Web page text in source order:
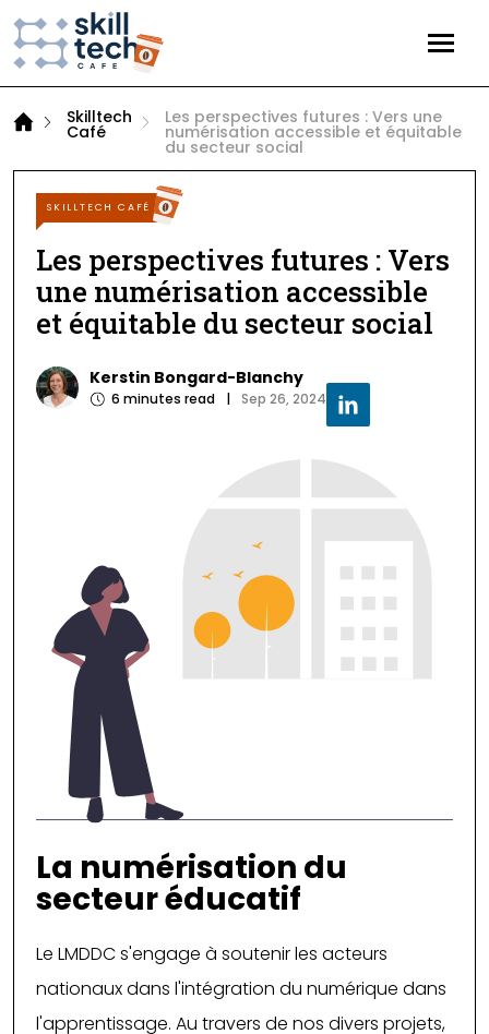
HOME
EVENTS
ARTICLES
(25)
EDTECH(17)
STRATEGY(10)
Skilltech
Café
Les perspectives futures : Vers une
numérisation accessible et équitable
du secteur social
SKILLTECH CAFÉ
Les perspectives futures : Vers
une numérisation accessible
et équitable du secteur social
Kerstin Bongard-Blanchy
6 minutes read | Sep 26, 2024
La numérisation du
secteur éducatif
Le LMDDC s'engage à soutenir les acteurs
nationaux dans l'intégration du numérique dans
l'apprentissage. Au travers de nos divers projets,